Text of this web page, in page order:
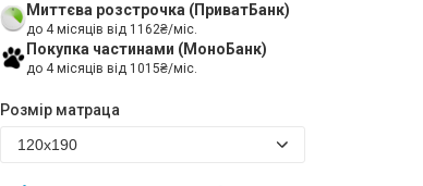
Миттєва розстрочка (ПриватБанк)
до 4 місяців від 1162₴/міс.
Покупка частинами (МоноБанк)
до 4 місяців від 1015₴/міс.
Розмір матраца